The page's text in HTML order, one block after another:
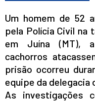
Um homem de 52
pela Polícia Civil na
em Juína (MT),
cachorros
prisão ocorreu
equipe da delegacia
As investigações